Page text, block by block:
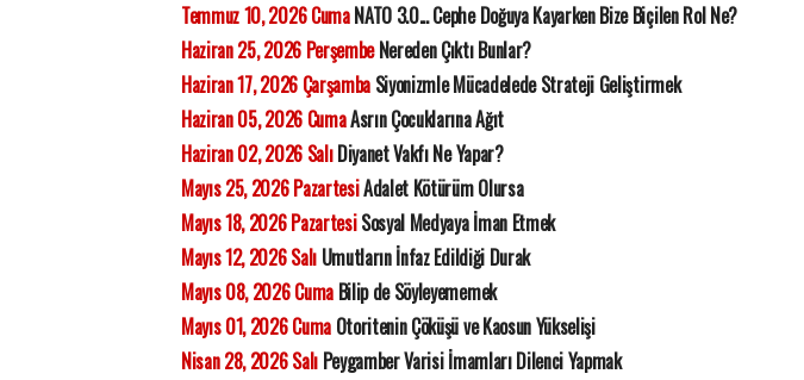
Temmuz 10, 2026 CumaNATO 3.0... Cephe Doğuya Kayarken Bize Biçilen Rol Ne?
Haziran 25, 2026 PerşembeNereden Çıktı Bunlar?
Haziran 17, 2026 Çarşamba Siyonizmle Mücadelede Strateji Geliştirmek
Haziran 05, 2026 CumaAsrın Çocuklarına Ağıt
Haziran 02, 2026 SalıDiyanet Vakfı Ne Yapar?
Mayıs 25, 2026 PazartesiAdalet Kötürüm Olursa
Mayıs 18, 2026 PazartesiSosyal Medyaya İman Etmek
Mayıs 12, 2026 SalıUmutların İnfaz Edildiği Durak
Mayıs 08, 2026 CumaBilip de Söyleyememek
Mayıs 01, 2026 CumaOtoritenin Çöküşü ve Kaosun Yükselişi
Nisan 28, 2026 SalıPeygamber Varisi İmamları Dilenci Yapmak